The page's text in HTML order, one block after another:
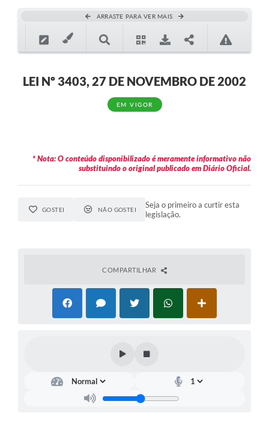
ARRASTE PARA VER MAIS
LEI Nº 3403, 27 DE NOVEMBRO DE 2002
EM VIGOR
* Nota: O conteúdo disponibilizado é meramente informativo não
substituindo o original publicado em Diário Oficial.
GOSTEI NÃO GOSTEI
Seja o primeiro a curtir esta
legislação.
COMPARTILHAR